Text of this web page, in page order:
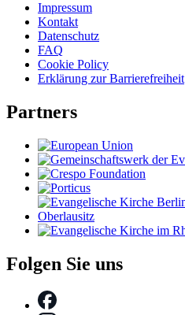
Impressum
Kontakt
Datenschutz
FAQ
Cookie Policy
Erklärung zur Barrierefreiheit
Partners
Folgen Sie uns